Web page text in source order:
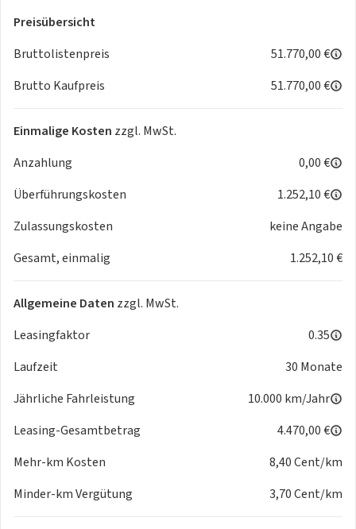
Parkassistent "Park Assist Plus" inkl. Einparkhilfe
Geschwindigkeitsbegrenzer mit vorausschauender
Aufmerksamkeits- und Müdigkeitswarnung mit
Rückfahrkamera "Rear View"
Ausstiegswarnung
Kreuzungsassistent
Abbiegebremsfunktion und Ausweichunterstützung
ISOFIX-Halteösen für Kindersitze auf den äußeren
Beifahrersitz, i-Size-kompatibel
Fahrprofilauswahl
Servolenkung elektromechanisch,
Dreipunkt-Automatiksicherheitsgurte mit Gurtstraffer für
die äußeren Rücksitzplätze
Diebstahlwarnanlage mit Innenraumüberwachung, Back-
up-Horn und
3 Kopfstützen hinten
Berganfahrassistent
Kopfstützen vorn im Sitz integriert
Preisübersicht
Bruttolistenpreis
51.770,00 €
Brutto Kaufpreis
51.770,00 €
Einmalige Kosten zzgl. MwSt.
Anzahlung
0,00 €
Überführungskosten
1.252,10 €
Zulassungskosten
keine Angabe
Gesamt, einmalig
1.252,10 €
Allgemeine Daten zzgl. MwSt.
Leasingfaktor
0.35
Laufzeit
30 Monate
Jährliche Fahrleistung
10.000 km/Jahr
Leasing-Gesamtbetrag
4.470,00 €
Mehr-km Kosten
8,40 Cent/km
Minder-km Vergütung
3,70 Cent/km